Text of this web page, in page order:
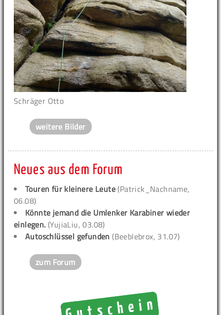
Schräger Otto
weitere Bilder
Neues aus dem Forum
Touren für kleinere Leute (Patrick_Nachname,
06.08)
Könnte jemand die Umlenker Karabiner wieder
einlegen. (YujiaLiu, 03.08)
Autoschlüssel gefunden (Beeblebrox, 31.07)
zum Forum